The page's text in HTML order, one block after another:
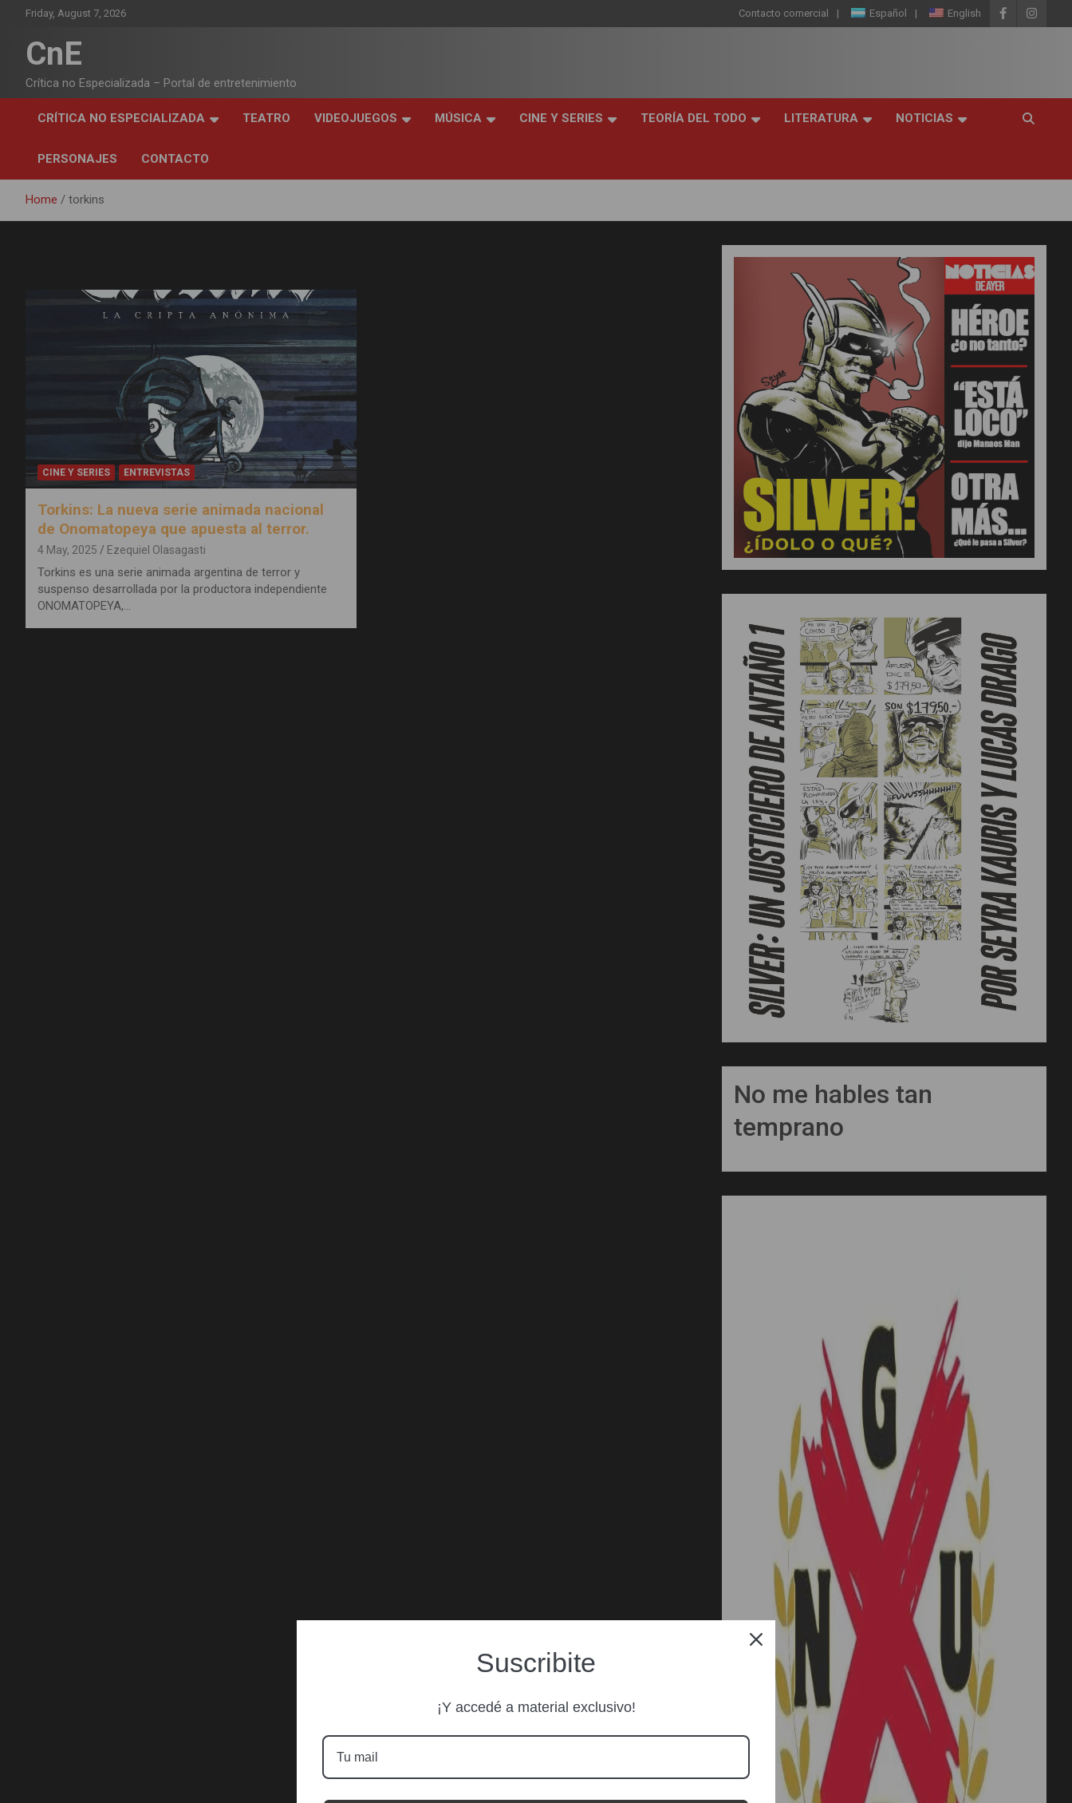
content
Friday, August 7, 2026 Contacto comercial Español English
CnE
Crítica no Especializada – Portal de entretenimiento
CRÍTICA NO ESPECIALIZADA TEATRO VIDEOJUEGOS MÚSICA CINE Y SERIES TEORÍA DEL TODO LITERATURA NOTICIAS
PERSONAJES CONTACTO
Home torkins
CINE Y SERIES ENTREVISTAS
Torkins: La nueva serie animada nacional
de Onomatopeya que apuesta al terror.
4 May, 2025 Ezequiel Olasagasti
Torkins es una serie animada argentina de terror y
suspenso desarrollada por la productora independiente
ONOMATOPEYA,…
No me hables tan
temprano
Suscribite
¡Y accedé a material exclusivo!